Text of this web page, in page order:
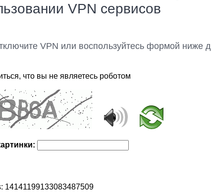
VPN сервисов
VPN или воспользуйтесь формой ниже
что вы не являетесь роботом
14141199133083487509